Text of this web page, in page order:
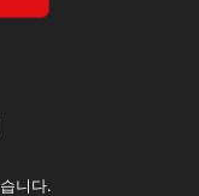
니다.